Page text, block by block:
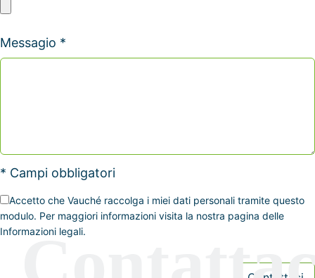
Messagio *
* Campi obbligatori
Accetto che Vauché raccolga i miei dati personali tramite questo
modulo. Per maggiori informazioni visita la nostra pagina delle
Informazioni legali.